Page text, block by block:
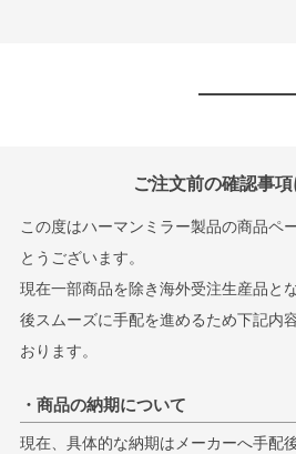
ご注文前の確認事
この度はハーマンミラー製品の商品ペ
とうございます。
現在一部商品を除き海外受注生産品と
後スムーズに手配を進めるため下記内
おります。
・商品の納期について
現在、具体的な納期はメーカーへ手配